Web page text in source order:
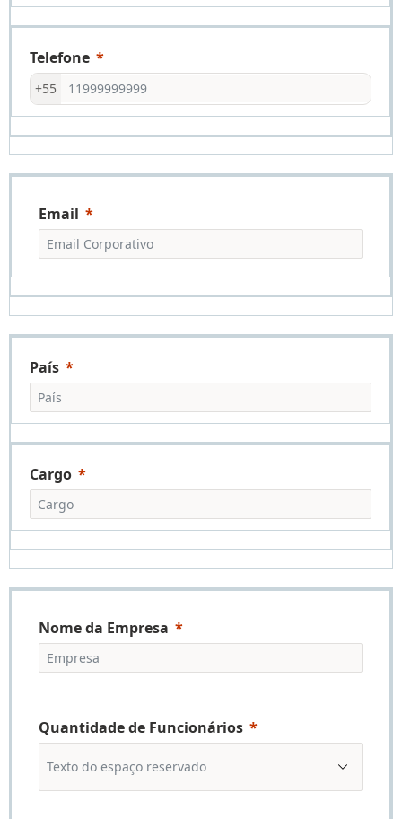
Telefone
+55
Email
País
Cargo
Nome da Empresa
Quantidade de Funcionários